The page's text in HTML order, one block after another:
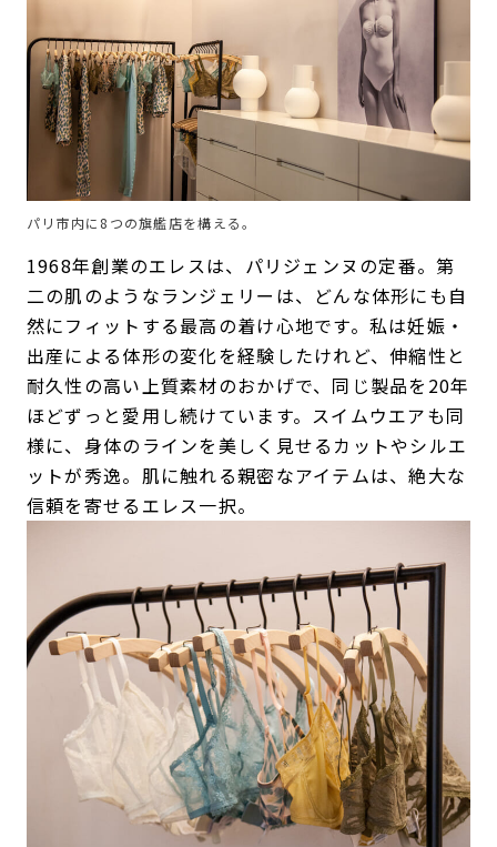
パリ市内に8つの旗艦店を構える。
1968年創業のエレスは、パリジェンヌの定番。第
二の肌のようなランジェリーは、どんな体形にも自
然にフィットする最高の着け心地です。私は妊娠・
出産による体形の変化を経験したけれど、伸縮性と
耐久性の高い上質素材のおかげで、同じ製品を20年
ほどずっと愛用し続けています。スイムウエアも同
様に、身体のラインを美しく見せるカットやシルエ
ットが秀逸。肌に触れる親密なアイテムは、絶大な
信頼を寄せるエレス一択。